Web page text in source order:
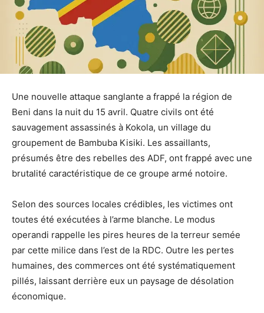
Une nouvelle attaque sanglante a frappé la région de
Beni dans la nuit du 15 avril. Quatre civils ont été
sauvagement assassinés à Kokola, un village du
groupement de Bambuba Kisiki. Les assaillants,
présumés être des rebelles des ADF, ont frappé avec une
brutalité caractéristique de ce groupe armé notoire.
Selon des sources locales crédibles, les victimes ont
toutes été exécutées à l’arme blanche. Le modus
operandi rappelle les pires heures de la terreur semée
par cette milice dans l’est de la RDC. Outre les pertes
humaines, des commerces ont été systématiquement
pillés, laissant derrière eux un paysage de désolation
économique.